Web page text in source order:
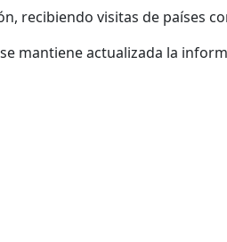
visitas de países
mantiene actualizada la